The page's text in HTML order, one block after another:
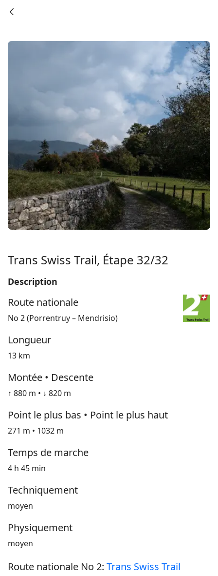
Trans Swiss Trail, Étape 32/32
Description
Route nationale
No 2 (Porrentruy – Mendrisio)
Longueur
13 km
Montée • Descente
↑ 880 m • ↓ 820 m
Point le plus bas • Point le plus haut
271 m • 1032 m
Temps de marche
4 h 45 min
Techniquement
moyen
Physiquement
moyen
Route nationale No 2: Trans Swiss Trail